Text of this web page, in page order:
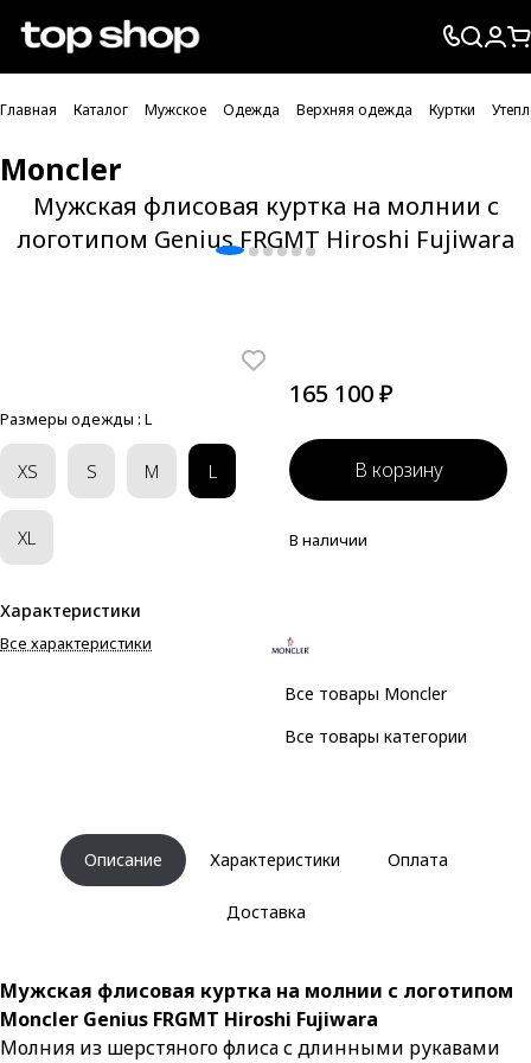
Проверка хлебных крошек
Главная Каталог Мужское Одежда Верхняя одежда Куртки
Moncler
Мужская флисовая куртка на молнии с
логотипом Genius FRGMT Hiroshi Fujiwara
Размеры одежды : L
XS S M L
XL
Характеристики
Все характеристики
165 100 ₽
В корзину
В наличии
Все товары Moncler
Все товары категории
Описание Характеристики Оплата
Доставка
Мужская флисовая куртка на молнии с логотипом
Moncler Genius FRGMT Hiroshi Fujiwara
Молния из шерстяного флиса с длинными рукавами